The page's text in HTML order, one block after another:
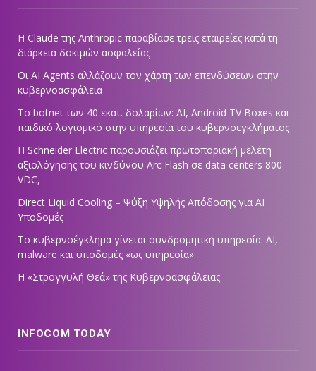
Η Claude της Anthropic παραβίασε τρεις εταιρείες κατά τη
διάρκεια δοκιμών ασφαλείας
Οι AI Agents αλλάζουν τον χάρτη των επενδύσεων στην
κυβερνοασφάλεια
Το botnet των 40 εκατ. δολαρίων: AI, Android TV Boxes και
παιδικό λογισμικό στην υπηρεσία του κυβερνοεγκλήματος
Η Schneider Electric παρουσιάζει πρωτοποριακή μελέτη
αξιολόγησης του κινδύνου Arc Flash σε data centers 800
VDC,
Direct Liquid Cooling – Ψύξη Υψηλής Απόδοσης για AI
Υποδομές
Το κυβερνοέγκλημα γίνεται συνδρομητική υπηρεσία: AI,
malware και υποδομές «ως υπηρεσία»
Η «Στρογγυλή Θεά» της Κυβερνοασφάλειας
INFOCOM TODAY